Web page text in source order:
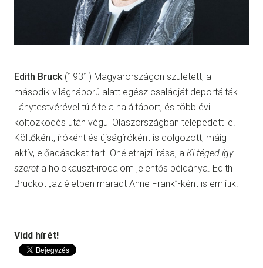
Edith Bruck(1931) Magyarországon született, a
második világháború alatt egész családját deportálták.
Lánytestvérével túlélte a haláltábort, és több évi
költözködés után végül Olaszországban telepedett le.
Költőként, íróként és újságíróként is dolgozott, máig
aktív, előadásokat tart. Önéletrajzi írása, a Ki téged így
szeret a holokauszt-irodalom jelentős példánya. Edith
Bruckot „az életben maradt Anne Frank”-ként is említik.
Vidd hírét!